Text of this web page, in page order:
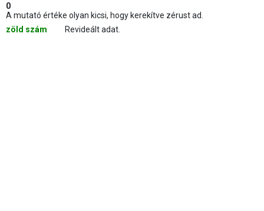
0
A mutató értéke olyan kicsi, hogy kerekítve zérust ad.
zöld szám
Revideált adat.